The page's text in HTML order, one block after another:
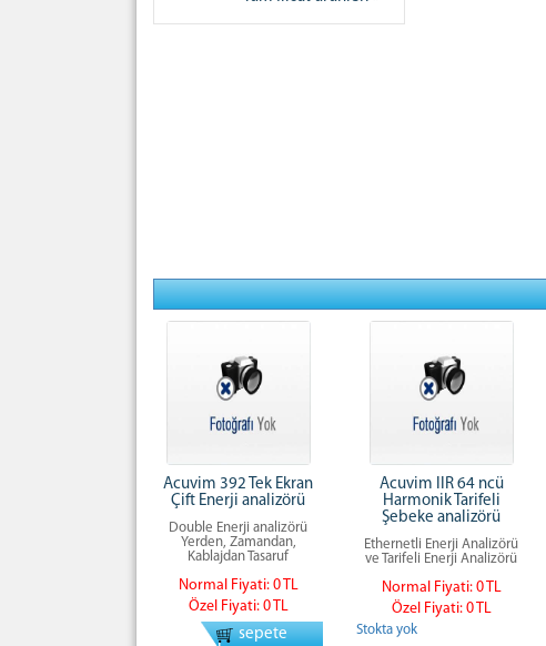
Acuvim 392 Tek Ekran
Çift Enerji analizörü
Double Enerji analizörü
Yerden, Zamandan,
Kablajdan Tasaruf
Normal Fiyati: 0 TL
Özel Fiyati: 0 TL
sepete
Acuvim IIR 64 ncü
Harmonik Tarifeli
Şebeke analizörü
Ethernetli Enerji Analizörü
ve Tarifeli Enerji Analizörü
Normal Fiyati: 0 TL
Özel Fiyati: 0 TL
Stokta yok